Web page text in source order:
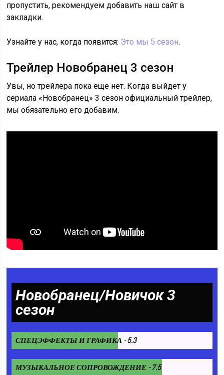
пропустить, рекомендуем добавить наш сайт в
закладки.
Узнайте у нас, когда появится: Это мы 5 сезон.
Трейлер Новобранец 3 сезон
Увы, но трейлера пока еще нет. Когда выйдет у
сериала «Новобранец» 3 сезон официальный трейлер,
мы обязательно его добавим.
Новобранец/Новичок 3
сезон
СПЕЦЭФФЕКТЫ И ГРАФИКА - 5.3
МУЗЫКАЛЬНОЕ СОПРОВОЖДЕНИЕ - 7.5